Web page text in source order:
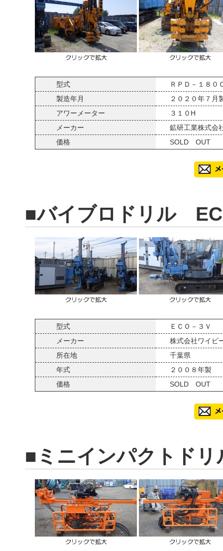
型式
ＲＰＤ－１８０
製造年月
２０２０年７月
アワーメーター
３１０H
メーカー
鉱研工業株式会
価格
SOLD OUT
■バイブロドリル
型式
ＥＣＯ－３Ｖ
メーカー
株式会社ワイビ
所在地
千葉県
年式
２００８年製
価格
SOLD OUT
■ミニインパクトド